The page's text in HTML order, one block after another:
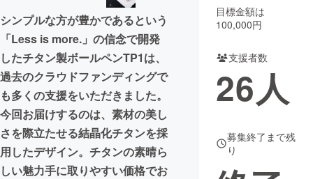
CAMPFIREふるさと納税
コミュニティ
シンプルな方が豊かであるという
「Less is more.」の信念で開発
したチタン製ボールペンTP1は、
過去のクラウドファンディングで
も多くの支援をいただきました。
今回お届けするのは、素材の美し
さを際立たせる結晶化チタンを採
用したデザイン。チタンの素晴ら
しい魅力手に取りやすい価格でお
目標金額は
100,000円
支援者数
26人
募集終了まで残
り